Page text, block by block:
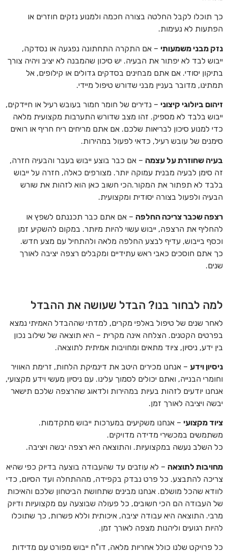
כך תוכלו לקבל החלטה בצורה חכמה ולמנוע נזקים חוזרים או
הפתעות לא נעימות.
נזק מבני משמעותי – אם התקרה התחתונה נפגעה או נסדקה,
ייבוש לבד לא יפתור את הבעיה. יש סיכון שהמבנה לא יציב ויהיה צורך
בתיקון יסודי. אם אתם מבחינים בסדקים גדולים או קילופים, אל
תמתינו, מדובר בעניין מבני שדורש טיפול מיידי.
זיהום ביולוגי קיצוני – נדירים של חומר חמור בעובש רעיל או חיידקים,
ייבוש בלבד לא מספיק. זהו מצב שדורש התערבות מקצועית מלאה
כדי למנוע סיכון לבריאות שלכם. אם אתם מריחים ריח חריף או רואים
סימנים של עובש רעיל, כדאי לפעול במהירות.
בעיה שחוזרת על עצמה – אם כבר בוצע ייבוש בעבר והבעיה חזרה,
זה סימן לבעיה מבנית עמוקה יותר. מצורפים כאלה, חזרה על ייבוש
בלבד לא תפתור את המקור.הכי חשוב כאן הוא לזהות את שורש
הבעיה ולפעול בצורה יסודית ומקצועית.
רצפה שכבר צריכה החלפה – אם אתם כבר תכננתם לשפץ או
להחליף את הרצפה, ייבוש עשוי להיות מיותר. במקום להשקיע זמן
וכסף בייבוש, עדיף לבצע החלפה מלאה ולהתחיל עם מצע חדש.
כך אתם חוסכים כאבי ראש עתידיים ומקבלים רצפה יציבה לאורך
שנים.
למה לבחור בנו? הבדל שעושה את ההבדל
לאחר שנים של טיפול באלפי מקרים, למדתי שההבדל האמיתי נמצא
בפרטים הקטנים. הצלחה אינה מקרית – היא תוצאה של שילוב נכון
בין ידע, ניסיון, ציוד מתאים ומחויבות אמיתית לתוצאה.
ניסיון וידע – אנחנו מכירים היטב את דינמיקת הלחות, זרימת האוויר
וחומרי הבנייה, ואתם יכולים לסמוך עלינו. עם ניסיון מעשי וידע מקצועי,
אנחנו יודעים לזהות בעיות במהירות ולדאוג שהרצפה שלכם תישאר
יבשה ויציבה לאורך זמן.
ציוד מקצועי – אנחנו משקיעים במערכות ייבוש מתקדמות.
משתמשים במכשירי מדידה מדויקים.
כל השלב נעשה במקצועיות. והתוצאה היא רצפה יבשה ויציבה.
מחויבות לתוצאה – לא עוזבים עד שהעבודה בוצעה בדיוק כפי שהיא
צריכה להתבצע. כל פרט נבדק בקפידה, מההתחלה ועד הסיום, כדי
לוודא שהכל מושלם. אנחנו מבינים שתחושת הביטחון שלכם והאיכות
של העבודה הם הכי חשובים, כל פעולה שבוצעה עם מקצועיות ודיוק
מרבי. התוצאה היא עבודה יציבה, איכותית וללא פשרות, כך שתוכלו
להיות רגועים וליהנות מצפה לאורך זמן.
כל פרויקט שלנו כולל אחריות מלאה, דו"ח ייבוש מפורט עם מדידות